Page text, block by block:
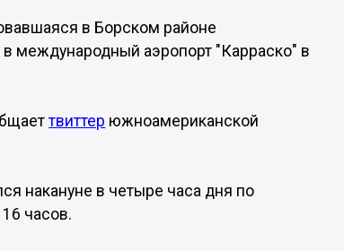
в Борском районе
международный аэропорт "Карраско" в
твиттер южноамериканской
накануне в четыре часа дня по
часов.